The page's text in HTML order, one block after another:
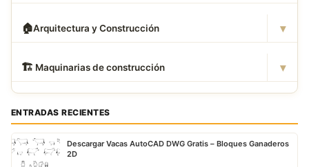
🏠Arquitectura y Construcción ▾
🏗 ️ Maquinarias de construcción ▾
ENTRADAS RECIENTES
Descargar Vacas AutoCAD DWG Gratis – Bloques Ganaderos
2D